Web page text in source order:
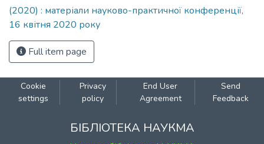
(2020) : матеріали науково-практичної конференції,
16 квітня 2020 року
Full item page
Cookie
settings
Privacy
policy
End User
Agreement
Send
Feedback
БІБЛІОТЕКА НАУКМА